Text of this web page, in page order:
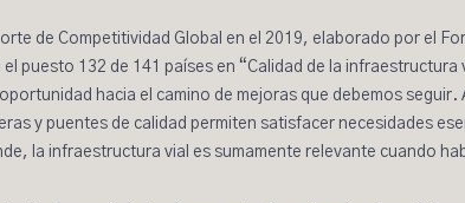
de Competitividad Global en el 2019, elaborado por el
el puesto 132 de 141 países en “Calidad de la
hacia el camino de mejoras que debemos
y puentes de calidad permiten satisfacer necesidades
la infraestructura vial es sumamente relevante cuando